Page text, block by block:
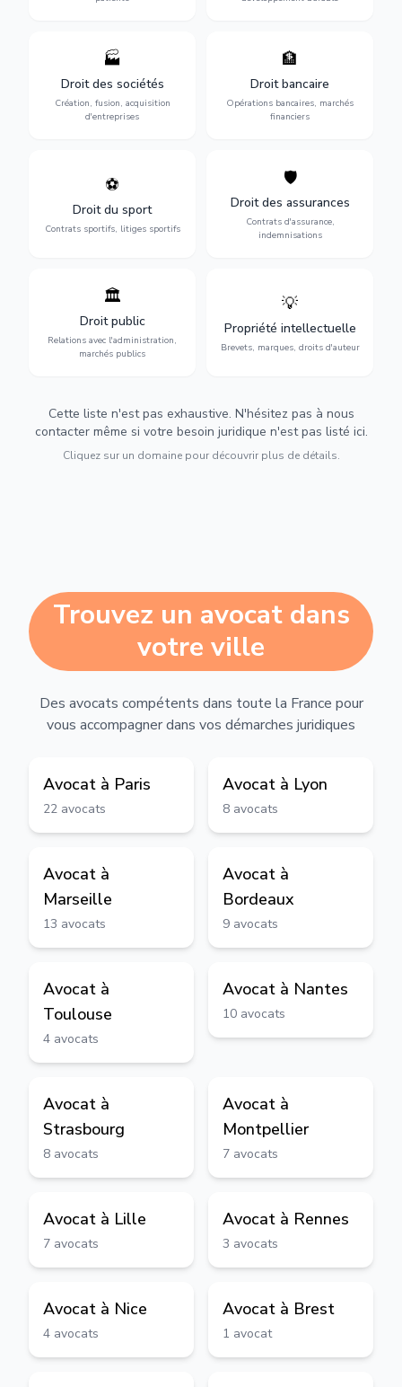
🏭
Droit des sociétés
Création, fusion, acquisition
d'entreprises
Structuration de votre
société : création, fusion-
acquisition, gouvernance et
restructuration.
🏦
Droit bancaire
Opérations bancaires, marchés
financiers
Gestion de vos opérations
financières : contentieux
bancaire, investissements et
régulation.
⚽
Droit du sport
Contrats sportifs, litiges sportifs
Expertise en droit sportif :
transferts, sponsoring et
contentieux.
🛡️
Droit des assurances
Contrats d'assurance,
indemnisations
Défense de vos intérêts :
contrats d'assurance,
sinistres et indemnisations
optimales.
🏛️
Droit public
Relations avec l'administration,
marchés publics
Gestion de vos relations
avec l'administration :
marchés publics,
urbanisme et contentieux.
💡
Propriété intellectuelle
Brevets, marques, droits d'auteur
Protection de vos créations
d'auteur et lutte contre la
contrefaçon.
Cette liste n'est pas exhaustive. N'hésitez pas à nous
contacter même si votre besoin juridique n'est pas listé ici.
Cliquez sur un domaine pour découvrir plus de détails.
Trouvez un avocat dans
votre ville
Des avocats compétents dans toute la France pour
vous accompagner dans vos démarches juridiques
Avocat à Paris
22 avocats
Avocat à Lyon
8 avocats
Avocat à
Marseille
13 avocats
Avocat à
Bordeaux
9 avocats
Avocat à
Toulouse
4 avocats
Avocat à Nantes
10 avocats
Avocat à
Strasbourg
8 avocats
Avocat à
Montpellier
7 avocats
Avocat à Lille
7 avocats
Avocat à Rennes
3 avocats
Avocat à Nice
4 avocats
Avocat à Brest
1 avocat